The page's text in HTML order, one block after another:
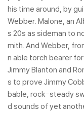
his time around, by
Webber. Malone, an
s 20s as sideman to
mith. And Webber,
n able torch bearer
Jimmy Blanton and
s to prove Jimmy
bable, rock-steady
d sounds of yet